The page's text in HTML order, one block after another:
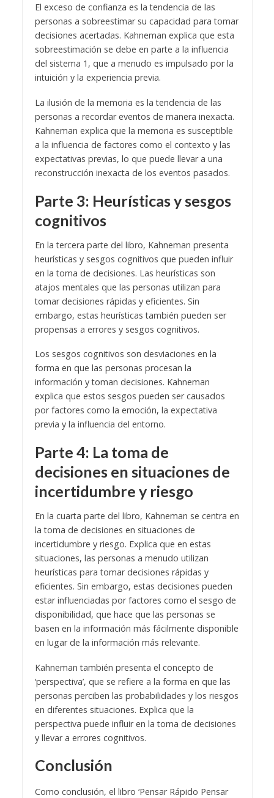
El exceso de confianza es la tendencia de las
personas a sobreestimar su capacidad para tomar
decisiones acertadas. Kahneman explica que esta
sobreestimación se debe en parte a la influencia
del sistema 1, que a menudo es impulsado por la
intuición y la experiencia previa.
La ilusión de la memoria es la tendencia de las
personas a recordar eventos de manera inexacta.
Kahneman explica que la memoria es susceptible
a la influencia de factores como el contexto y las
expectativas previas, lo que puede llevar a una
reconstrucción inexacta de los eventos pasados.
Parte 3: Heurísticas y sesgos
cognitivos
En la tercera parte del libro, Kahneman presenta
heurísticas y sesgos cognitivos que pueden influir
en la toma de decisiones. Las heurísticas son
atajos mentales que las personas utilizan para
tomar decisiones rápidas y eficientes. Sin
embargo, estas heurísticas también pueden ser
propensas a errores y sesgos cognitivos.
Los sesgos cognitivos son desviaciones en la
forma en que las personas procesan la
información y toman decisiones. Kahneman
explica que estos sesgos pueden ser causados
por factores como la emoción, la expectativa
previa y la influencia del entorno.
Parte 4: La toma de
decisiones en situaciones de
incertidumbre y riesgo
En la cuarta parte del libro, Kahneman se centra en
la toma de decisiones en situaciones de
incertidumbre y riesgo. Explica que en estas
situaciones, las personas a menudo utilizan
heurísticas para tomar decisiones rápidas y
eficientes. Sin embargo, estas decisiones pueden
estar influenciadas por factores como el sesgo de
disponibilidad, que hace que las personas se
basen en la información más fácilmente disponible
en lugar de la información más relevante.
Kahneman también presenta el concepto de
‘perspectiva’, que se refiere a la forma en que las
personas perciben las probabilidades y los riesgos
en diferentes situaciones. Explica que la
perspectiva puede influir en la toma de decisiones
y llevar a errores cognitivos.
Conclusión
Como conclusión, el libro ‘Pensar Rápido Pensar